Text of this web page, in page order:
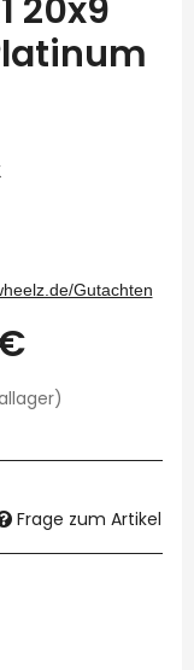
20x9
Gutachten
Frage zum Artikel